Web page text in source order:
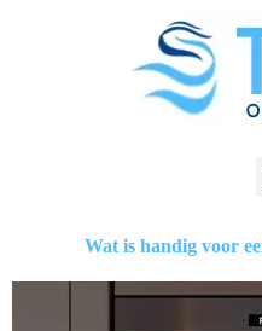
Wat is handig voor